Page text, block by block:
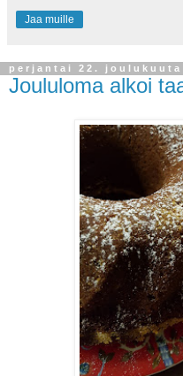
Jaa muille
perjantai 22. joulukuuta
Joululoma alkoi